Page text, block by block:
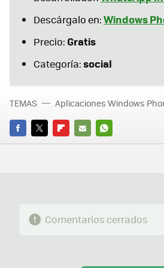
Descárgalo en:Windows
Precio:Gratis
Categoría:social
FACEBOOK
TWITTERFLIPBOARD
E-
WHATSAPP
TEMAS Aplicaciones Windows
Comentarios cerrados